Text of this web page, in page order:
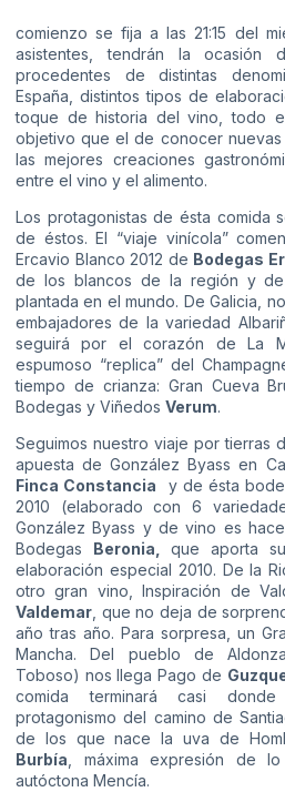
comienzo se fija a las 21:15 del
asistentes, tendrán la
procedentes de distintas
España, distintos tipos de
toque de historia del vino, todo
objetivo que el de conocer
las mejores creaciones
entre el vino y el alimento.
Los protagonistas de ésta comida
de éstos. El “viaje vinícola”
Ercavio Blanco 2012 de Bodegas
de los blancos de la región y
plantada en el mundo. De Galicia,
embajadores de la variedad
seguirá por el corazón de La
espumoso “replica” del
tiempo de crianza: Gran Cueva
Bodegas y Viñedos Verum.
Seguimos nuestro viaje por tierras
apuesta de González Byass en
Finca Constancia y de ésta
2010 (elaborado con 6
González Byass y de vino es
Bodegas Beronia, que aporta
elaboración especial 2010. De la
otro gran vino, Inspiración de
Valdemar, que no deja de
año tras año. Para sorpresa, un
Mancha. Del pueblo de
Toboso) nos llega Pago de
comida terminará casi
protagonismo del camino de
de los que nace la uva de
Burbía, máxima expresión de
autóctona Mencía.